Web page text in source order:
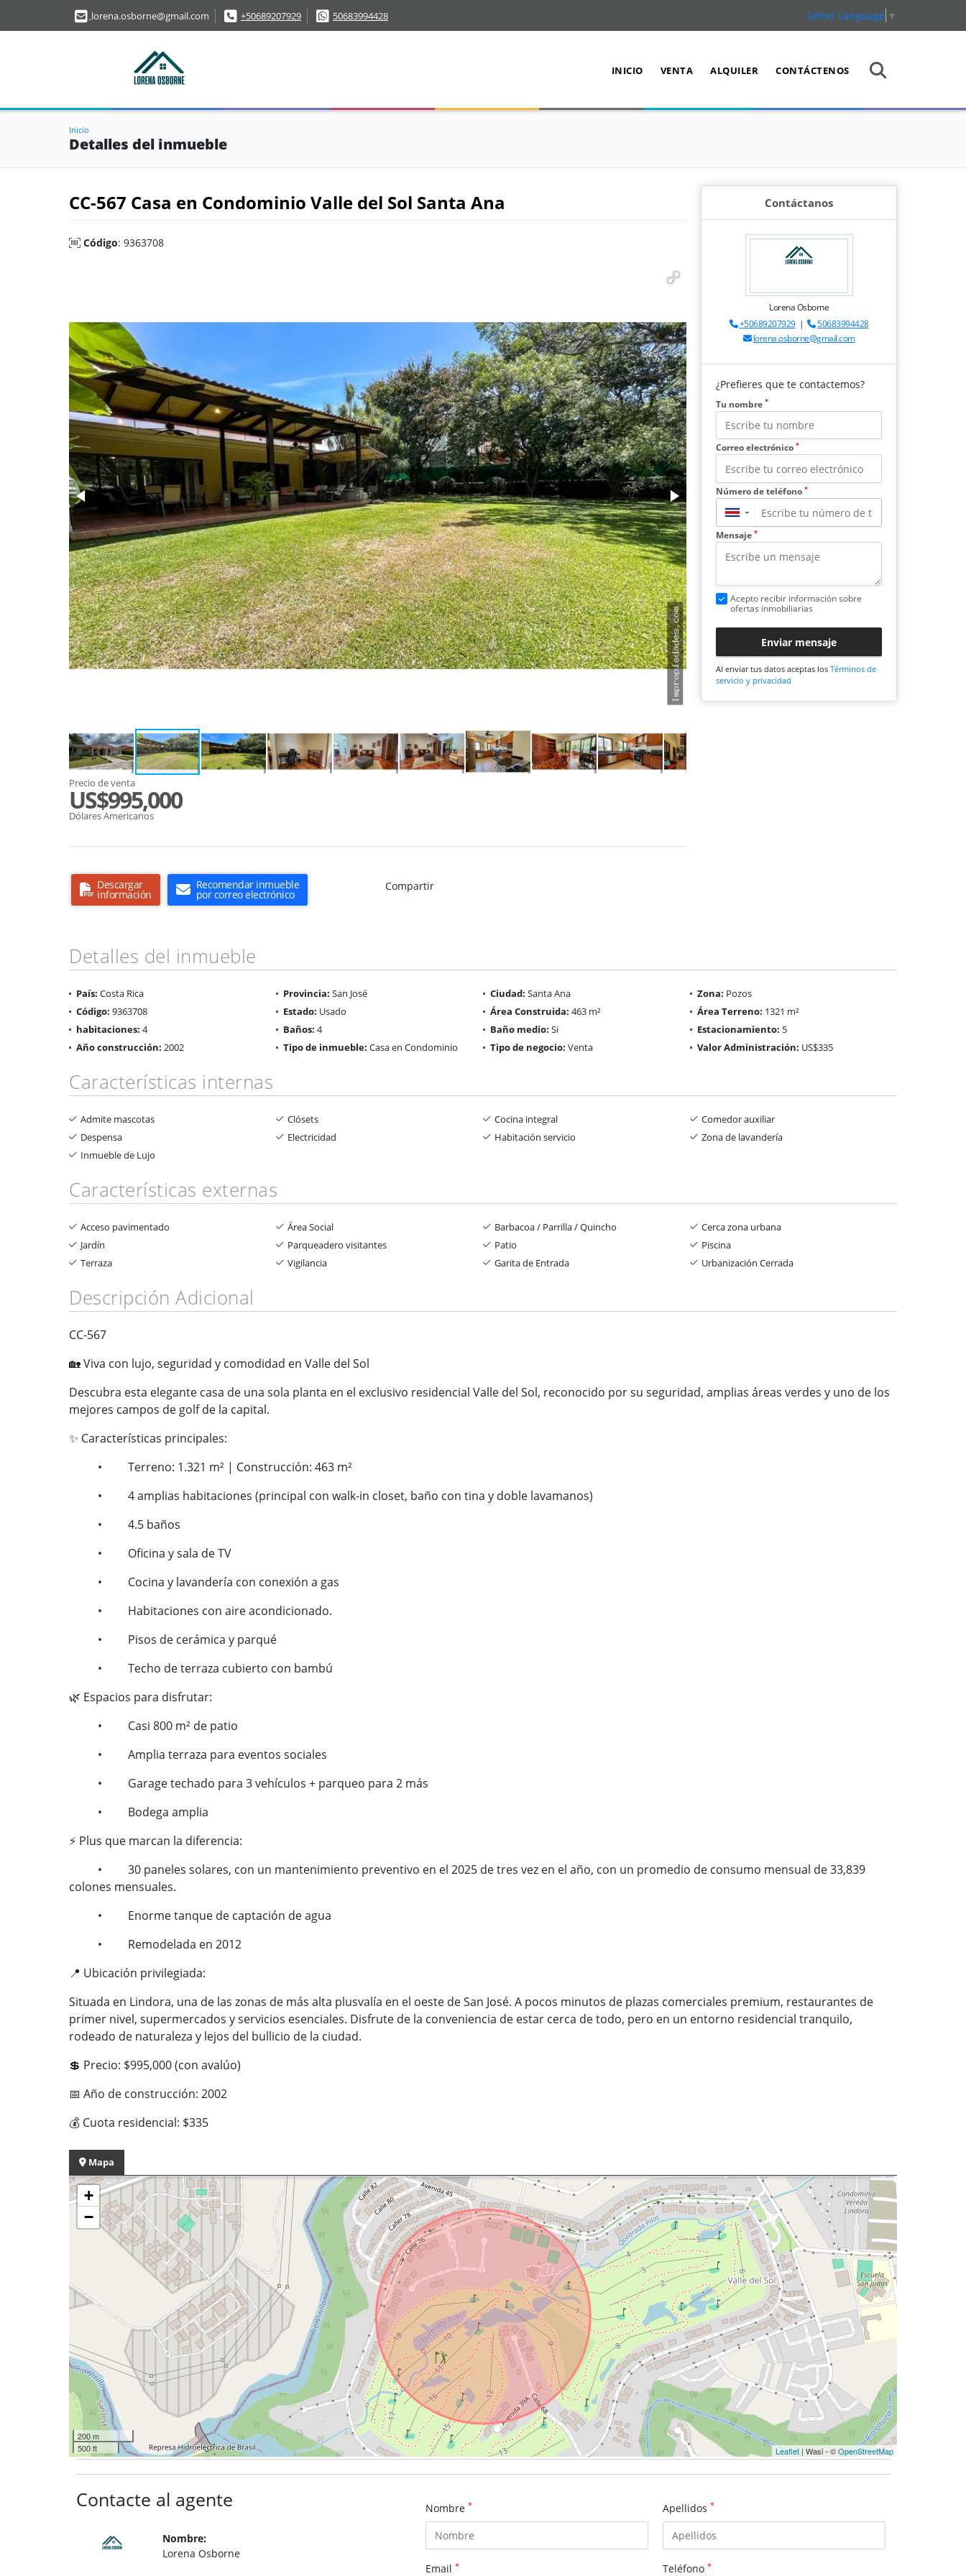
lorena.osborne@gmail.com +50689207929 50683994428 Select Language ▼
INICIO VENTA ALQUILER CONTÁCTENOS
Inicio
Detalles del inmueble
CC-567 Casa en Condominio Valle del Sol Santa Ana
Código: 9363708
Precio de venta
US$995,000
Dólares Americanos
Descargar
información
Recomendar inmueble
por correo electrónico
Compartir
Contáctanos
Lorena Osborne
+50689207929|
50683994428
lorena.osborne@gmail.com
¿Prefieres que te contactemos?
Tu nombre *
Correo electrónico *
Número de teléfono *
▼
Mensaje *
Acepto recibir información sobre
ofertas inmobiliarias
Enviar mensaje
Al enviar tus datos aceptas los Términos de
servicio y privacidad
Detalles del inmueble
País: Costa Rica Provincia: San José Ciudad: Santa Ana Zona: Pozos
Código: 9363708 Estado: Usado Área Construida: 463 m² Área Terreno: 1321 m²
habitaciones: 4 Baños: 4 Baño medio: Si Estacionamiento: 5
Año construcción: 2002 Tipo de inmueble: Casa en Condominio Tipo de negocio: Venta Valor Administración: US$335
Características internas
Admite mascotas Clósets Cocina integral
Comedor auxiliar
Despensa
Electricidad Habitación servicio
Zona de lavandería
Inmueble de Lujo
Características externas
Acceso pavimentado Área Social Barbacoa / Parrilla / Quincho
Cerca zona urbana
Jardín
Parqueadero visitantes Patio
Piscina
Terraza
Vigilancia Garita de Entrada Urbanización Cerrada
Descripción Adicional
CC-567
🏡Viva con lujo, seguridad y comodidad en Valle del Sol
Descubra esta elegante casa de una sola planta en el exclusivo residencial Valle del Sol, reconocido por su seguridad, amplias áreas verdes y uno de los
mejores campos de golf de la capital.
✨ Características principales:
• Terreno: 1.321 m² | Construcción: 463 m²
• 4 amplias habitaciones (principal con walk-in closet, baño con tina y doble lavamanos)
• 4.5 baños
• Oficina y sala de TV
• Cocina y lavandería con conexión a gas
• Habitaciones con aire acondicionado.
• Pisos de cerámica y parqué
• Techo de terraza cubierto con bambú
🌿 Espacios para disfrutar:
• Casi 800 m² de patio
• Amplia terraza para eventos sociales
• Garage techado para 3 vehículos + parqueo para 2 más
• Bodega amplia
⚡ Plus que marcan la diferencia:
• 30 paneles solares, con un mantenimiento preventivo en el 2025 de tres vez en el año, con un promedio de consumo mensual de 33,839
colones mensuales.
• Enorme tanque de captación de agua
• Remodelada en 2012
📍 Ubicación privilegiada:
Situada en Lindora, una de las zonas de más alta plusvalía en el oeste de San José. A pocos minutos de plazas comerciales premium, restaurantes de
primer nivel, supermercados y servicios esenciales. Disfrute de la conveniencia de estar cerca de todo, pero en un entorno residencial tranquilo,
rodeado de naturaleza y lejos del bullicio de la ciudad.
💲 Precio: $995,000 (con avalúo)
📅 Año de construcción: 2002
💰 Cuota residencial: $335
Mapa
+
−
200 m
500 ft
Leaflet | Wasi - ©OpenStreetMap
Contacte al agente
Nombre:
Lorena Osborne
Nombre * Apellidos *
Email * Teléfono *